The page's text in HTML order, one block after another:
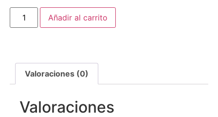
Añadir al carrito
Valoraciones (0)
Valoraciones